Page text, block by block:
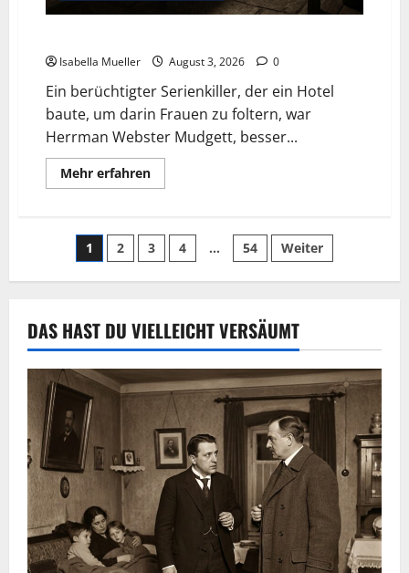
Isabella Mueller August 3, 2026 0
Ein berüchtigter Serienkiller, der ein Hotel
baute, um darin Frauen zu foltern, war
Herrman Webster Mudgett, besser...
Mehr erfahren
1 2 3 4 … 54 Weiter
DAS HAST DU VIELLEICHT VERSÄUMT